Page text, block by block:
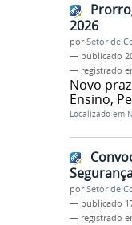
2026
porSetor de
— publicado
— registrado
Novo
Ensino,
Localizado em
porSetor de
— publicado
— registrado